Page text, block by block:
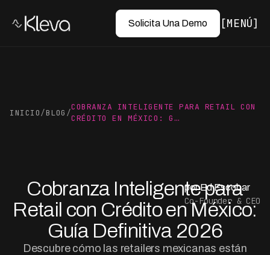
Solicita Una Demo MENÚ
INICIO/BLOG /
COBRANZA INTELIGENTE PARA RETAIL CON
CRÉDITO EN MÉXICO: G…
Cobranza Inteligente para
Retail con Crédito en México:
Guía Definitiva 2026
Descubre cómo las retailers mexicanas están
por Ed Escobar
Co-Founder & CEO